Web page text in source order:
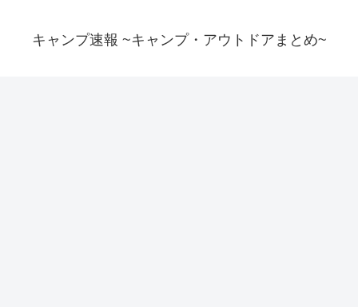
キャンプ速報 ~キャンプ・アウトドアまとめ~